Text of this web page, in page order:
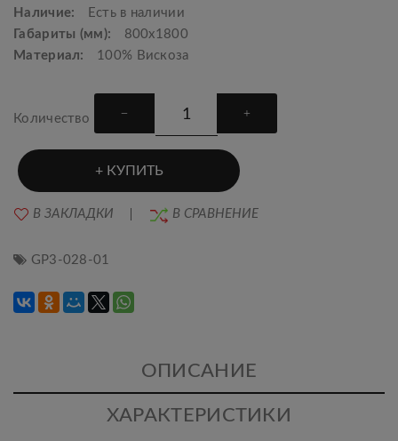
Наличие:
Есть в наличии
Габариты (мм):
800x1800
Материал:
100% Вискоза
Количество
КУПИТЬ
В ЗАКЛАДКИ В СРАВНЕНИЕ
GP3-028-01
ОПИСАНИЕ
ХАРАКТЕРИСТИКИ